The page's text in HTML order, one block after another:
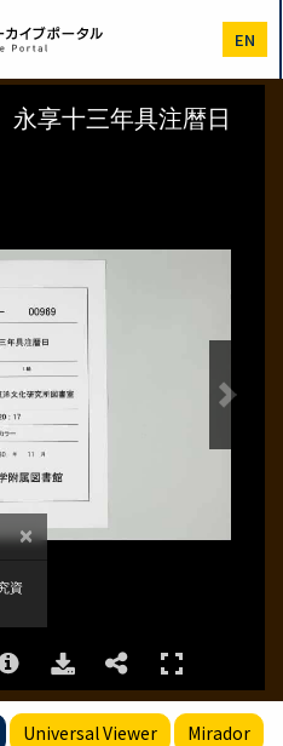
EN
Universal Viewer Mirador